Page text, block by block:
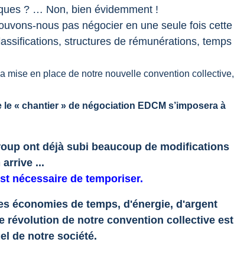
? … Non, bien évidemment !
nous pas négocier en une seule fois cette
structures de rémunérations, temps
mise en place de notre nouvelle convention collective,
« chantier » de négociation EDCM s’imposera à
ont déjà subi beaucoup de modifications
...
nécessaire de temporiser.
économies de temps, d'énergie, d'argent
révolution de notre convention collective est
de notre société.